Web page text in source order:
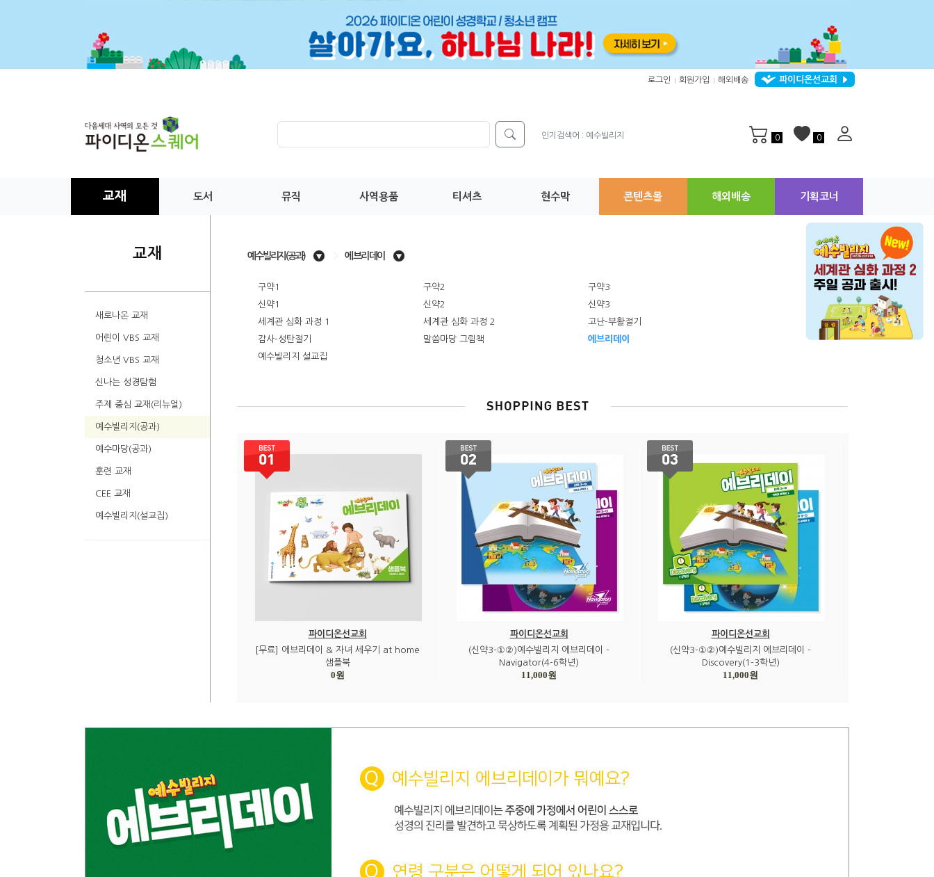
로그인 회원가입 해외배송 파이디온선교회
인기검색어 : 예수빌리지 0 0
교재 도서 뮤직 사역용품 티셔츠 현수막 콘텐츠몰 해외배송 기획코너
교재
새로나온 교재
어린이 VBS 교재
청소년 VBS 교재
신나는 성경탐험
주제 중심 교재(리뉴얼)
예수빌리지(공과)
예수마당(공과)
훈련 교재
CEE 교재
예수빌리지(설교집)
예수빌리지(공과) 에브리데이
구약1 구약2
구약3
신약1
신약2
신약3
세계관 심화 과정 1
세계관 심화 과정 2
고난-부활절기
감사-성탄절기
말씀마당 그림책
에브리데이
예수빌리지 설교집
파이디온선교회
[무료] 에브리데이 & 자녀 세우기 at home
샘플북
0원
파이디온선교회
(신약3-①②)예수빌리지 에브리데이 -
Navigator(4-6학년)
11,000원
파이디온선교회
(신약3-①②)예수빌리지 에브리데이 -
Discovery(1-3학년)
11,000원